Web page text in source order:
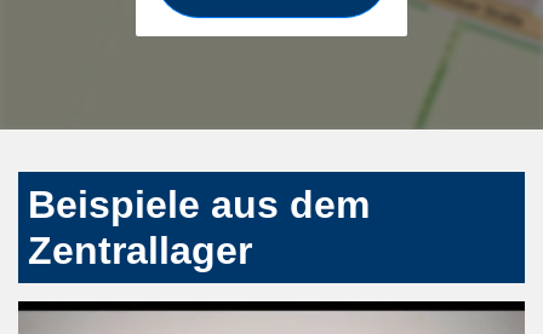
Beispiele aus dem
Zentrallager